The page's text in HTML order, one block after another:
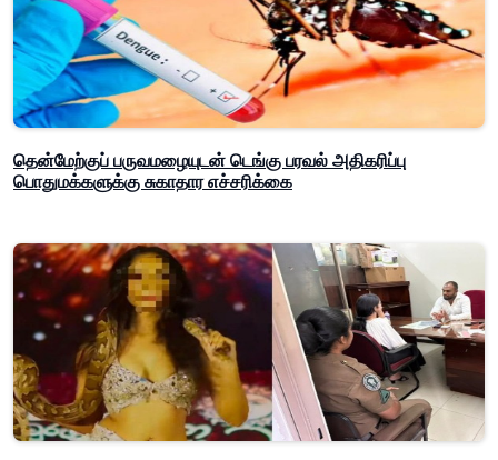
தென்மேற்குப் பருவமழையுடன் டெங்கு பரவல் அதிகரிப்பு
பொதுமக்களுக்கு சுகாதார எச்சரிக்கை